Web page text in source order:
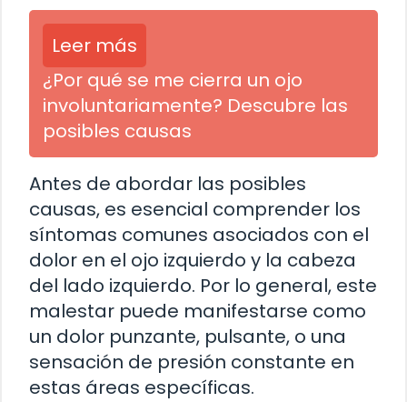
Leer más
¿Por qué se me cierra un ojo
involuntariamente? Descubre las
posibles causas
Antes de abordar las posibles
causas, es esencial comprender los
síntomas comunes asociados con el
dolor en el ojo izquierdo y la cabeza
del lado izquierdo. Por lo general, este
malestar puede manifestarse como
un dolor punzante, pulsante, o una
sensación de presión constante en
estas áreas específicas.